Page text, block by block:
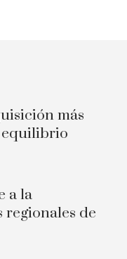
más
equilibrio
a la
de